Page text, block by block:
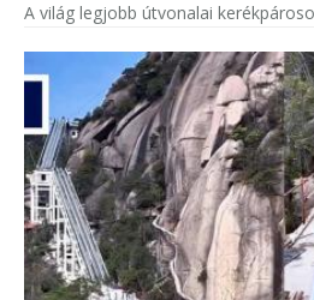
A világ legjobb útvonalai